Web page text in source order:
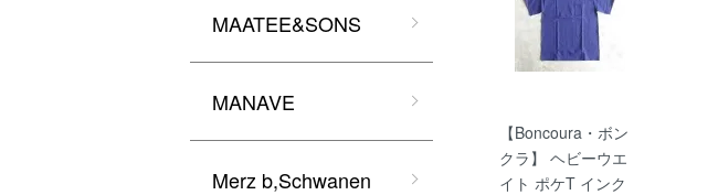
【Boncoura・ボン
クラ】 ヘビーウエ
イト ポケT インク
MAATEE&SONS
MANAVE
Merz b,Schwanen